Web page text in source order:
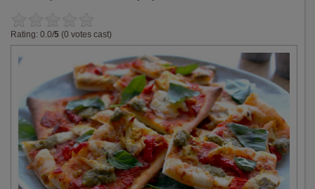
Rating: 0.0/5 (0 votes cast)